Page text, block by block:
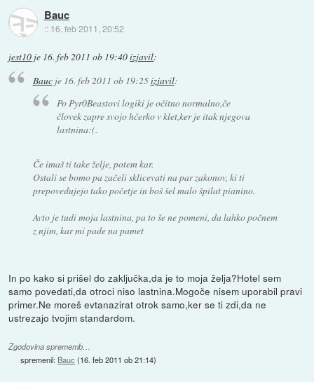
Bauc
:: 16. feb 2011, 20:52
jest10 je 16. feb 2011 ob 19:40izjavil:
Baucje 16. feb 2011 ob 19:25izjavil:
Po Pyr0Beastovi logiki je očitno normalno,če
človek zapre svojo hčerko v klet,ker je itak njegova
lastnina:(.
Če imaš ti take želje, potem kar.
Ostali se bomo pa začeli sklicevati na par zakonov, ki ti
prepovedujejo tako početje in boš šel malo špilat pianino.
Avto je tudi moja lastnina, pa to še ne pomeni, da lahko počnem
z njim, kar mi pade na pamet
In po kako si prišel do zaključka,da je to moja želja?Hotel sem
samo povedati,da otroci niso lastnina.Mogoče nisem uporabil pravi
primer.Ne moreš evtanazirat otrok samo,ker se ti zdi,da ne
ustrezajo tvojim standardom.
Zgodovina sprememb…
spremenil: Bauc (16. feb 2011 ob 21:14)